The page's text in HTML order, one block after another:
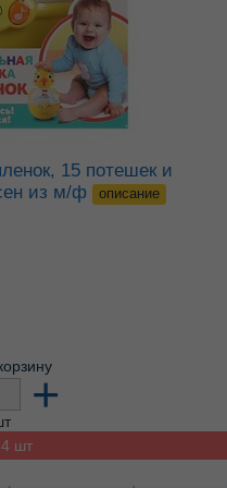
из м/ф
описание
+
4 шт